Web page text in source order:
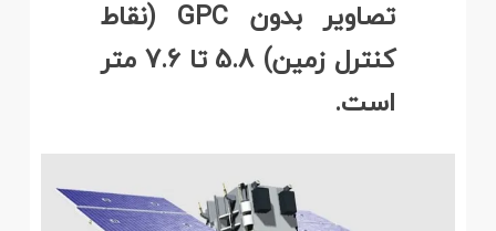
تصاویر بدون GPC (نقاط
کنترل زمین) 5.8 تا 7.6 متر
است.